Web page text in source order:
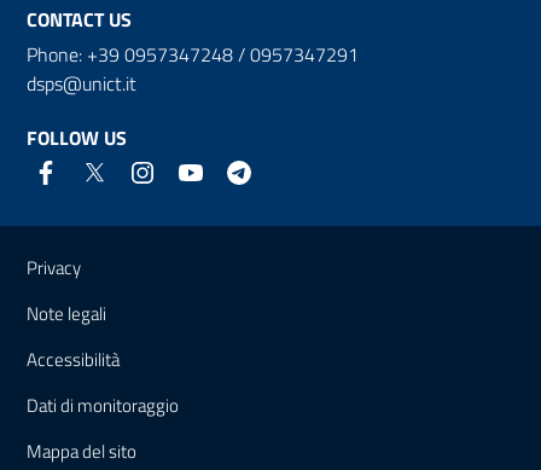
CONTACT US
Phone: +39 0957347248 / 0957347291
dsps@unict.it
FOLLOW US
Useful links and information
Privacy
Note legali
Accessibilità
Dati di monitoraggio
Mappa del sito